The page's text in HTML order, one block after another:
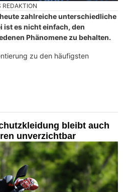
REDAKTION
zahlreiche unterschiedliche
ist es nicht einfach, den
Phänomene zu behalten.
zu den häufigsten
bleibt auch
unverzichtbar